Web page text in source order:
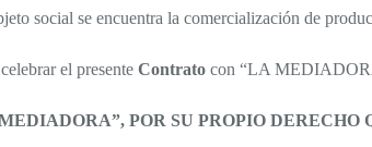
social se encuentra la comercialización de
el presente Contrato con “LA
POR SU PROPIO DERECHO